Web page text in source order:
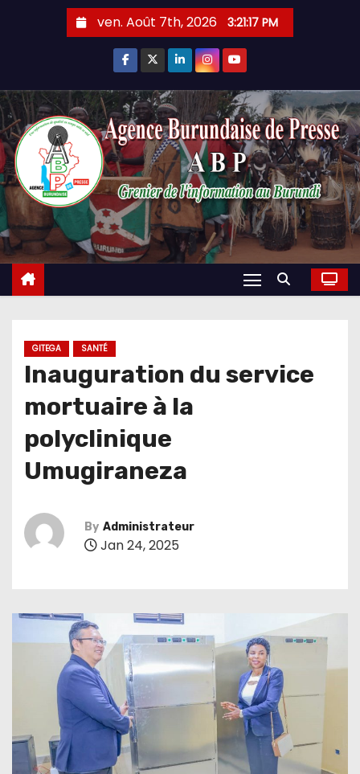
ven. Août 7th, 2026 3:21:18 PM
GITEGA SANTÉ
Inauguration du service
mortuaire à la
polyclinique
Umugiraneza
By Administrateur
Jan 24, 2025